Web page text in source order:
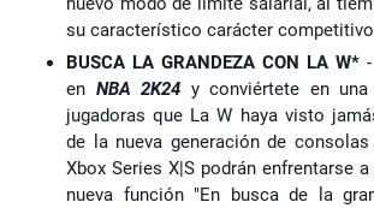
su característico carácter
BUSCA LA GRANDEZA CON LA W*
en NBA 2K24 y conviértete en
jugadoras que La W haya visto
de la nueva generación de
Xbox Series X|S podrán enfrentarse
nueva función "En busca de la